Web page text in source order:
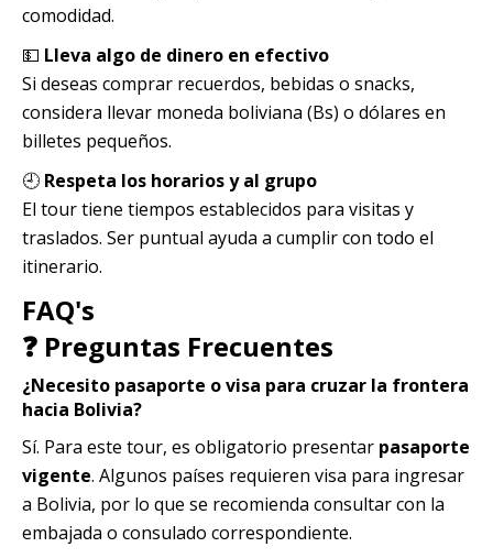
comodidad.
💵 Lleva algo de dinero en efectivo
Si deseas comprar recuerdos, bebidas o snacks,
considera llevar moneda boliviana (Bs) o dólares en
billetes pequeños.
🕘 Respeta los horarios y al grupo
El tour tiene tiempos establecidos para visitas y
traslados. Ser puntual ayuda a cumplir con todo el
itinerario.
FAQ's
❓ Preguntas Frecuentes
¿Necesito pasaporte o visa para cruzar la frontera
hacia Bolivia?
Sí. Para este tour, es obligatorio presentar pasaporte
vigente. Algunos países requieren visa para ingresar
a Bolivia, por lo que se recomienda consultar con la
embajada o consulado correspondiente.